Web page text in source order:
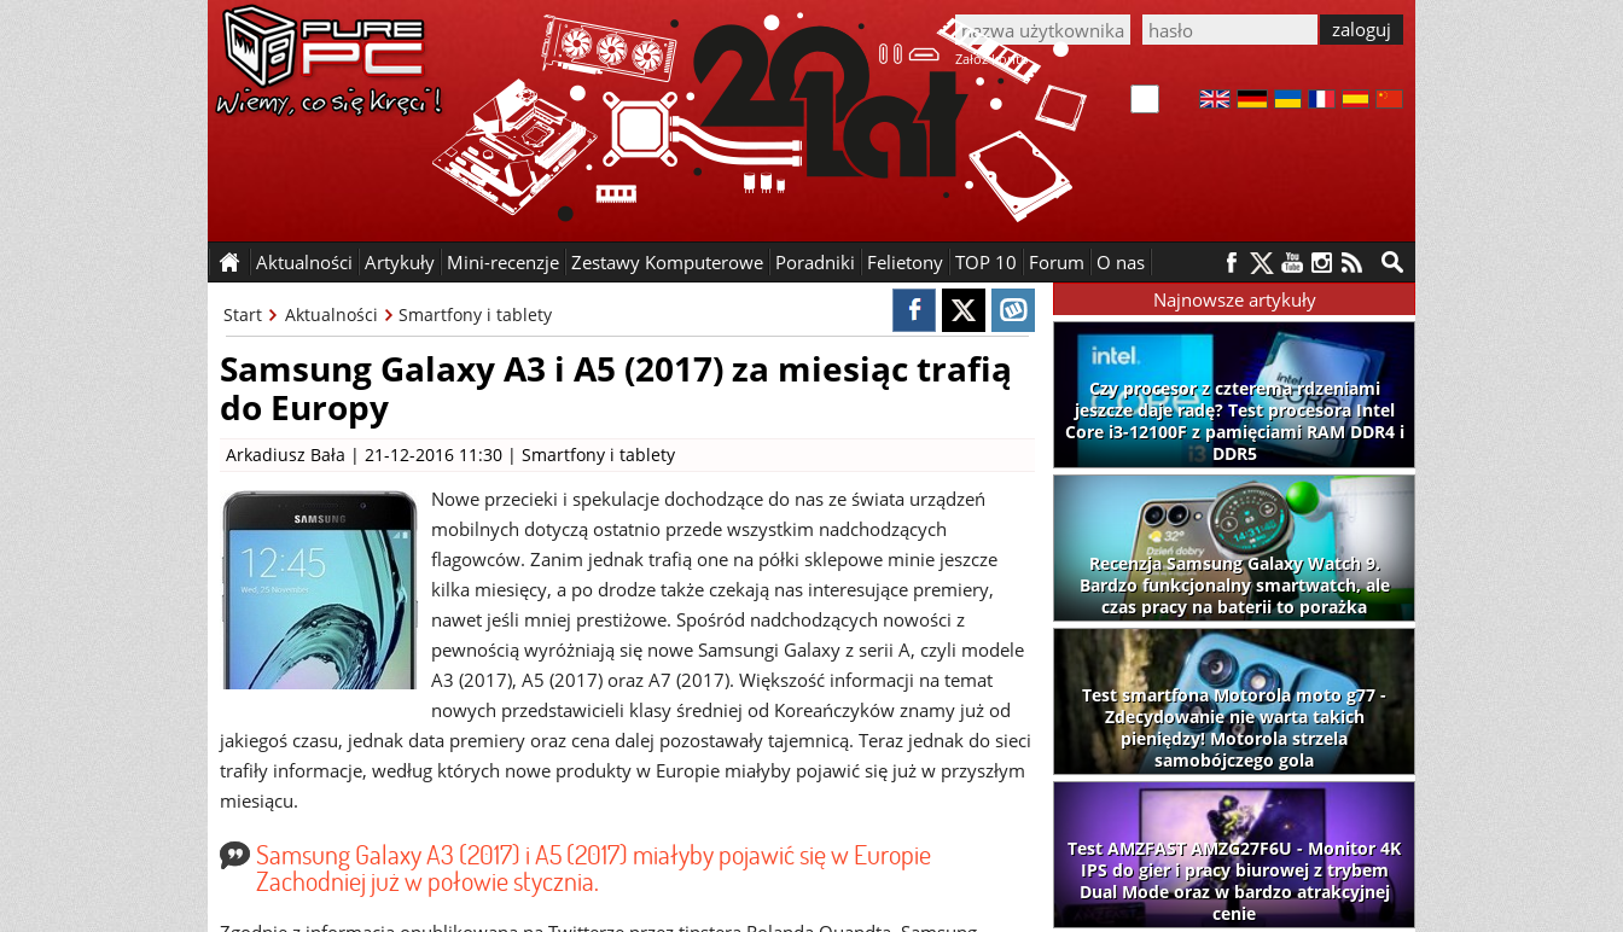
Załóż konto
Aktualności Artykuły Mini-recenzje Zestawy Komputerowe Poradniki Felietony TOP 10 Forum O nas
Start Aktualności Smartfony i tablety
Samsung Galaxy A3 i A5 (2017) za miesiąc trafią
do Europy
Arkadiusz Bała | 21-12-2016 11:30 | Smartfony i tablety
Nowe przecieki i spekulacje dochodzące do nas ze świata urządzeń
mobilnych dotyczą ostatnio przede wszystkim nadchodzących
flagowców. Zanim jednak trafią one na półki sklepowe minie jeszcze
kilka miesięcy, a po drodze także czekają nas interesujące premiery,
nawet jeśli mniej prestiżowe. Spośród nadchodzących nowości z
pewnością wyróżniają się nowe Samsungi Galaxy z serii A, czyli modele
A3 (2017), A5 (2017) oraz A7 (2017). Większość informacji na temat
nowych przedstawicieli klasy średniej od Koreańczyków znamy już od
jakiegoś czasu, jednak data premiery oraz cena dalej pozostawały tajemnicą. Teraz jednak do sieci
trafiły informacje, według których nowe produkty w Europie miałyby pojawić się już w przyszłym
miesiącu.
Samsung Galaxy A3 (2017) i A5 (2017) miałyby pojawić się w Europie
Zachodniej już w połowie stycznia.
Najnowsze artykuły
Czy procesor z czterema rdzeniami
jeszcze daje radę? Test procesora Intel
Core i3-12100F z pamięciami RAM DDR4 i
DDR5
Recenzja Samsung Galaxy Watch 9.
Bardzo funkcjonalny smartwatch, ale
czas pracy na baterii to porażka
Test smartfona Motorola moto g77 -
Zdecydowanie nie warta takich
pieniędzy! Motorola strzela
samobójczego gola
Test AMZFAST AMZG27F6U - Monitor 4K
IPS do gier i pracy biurowej z trybem
Dual Mode oraz w bardzo atrakcyjnej
cenie